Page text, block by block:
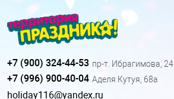
+7 (900) 324-44-53 пр-т. Ибрагимова, 24
+7 (996) 900-40-04 Аделя Кутуя, 68а
holiday116@yandex.ru